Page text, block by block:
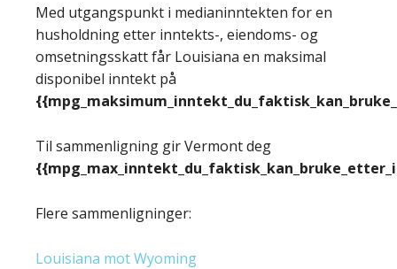
Med utgangspunkt i medianinntekten for en
husholdning etter inntekts-, eiendoms- og
omsetningsskatt får Louisiana en maksimal
disponibel inntekt på
Til sammenligning gir Vermont deg
Flere sammenligninger:
Louisiana mot Wyoming